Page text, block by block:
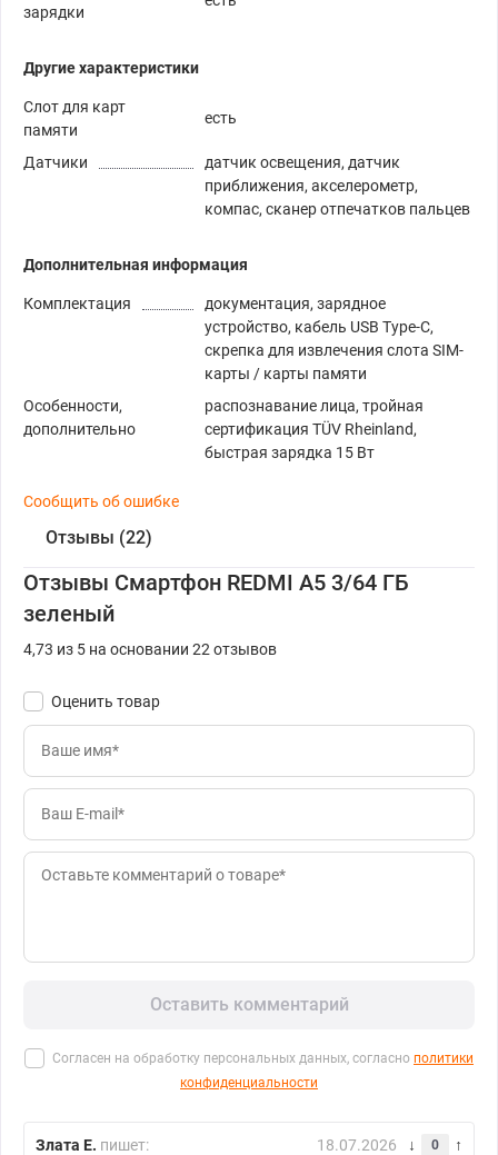
зарядки
Другие характеристики
Слот для карт
памяти
есть
Датчики
датчик освещения, датчик
приближения, акселерометр,
компас, сканер отпечатков пальцев
Дополнительная информация
Комплектация
документация, зарядное
устройство, кабель USB Type-C,
скрепка для извлечения слота SIM-
карты / карты памяти
Особенности,
дополнительно
распознавание лица, тройная
сертификация TÜV Rheinland,
быстрая зарядка 15 Вт
Сообщить об ошибке
Отзывы (22)
Отзывы Смартфон REDMI A5 3/64 ГБ
зеленый
4,73 из 5 на основании 22 отзывов
Оценить товар
Оставить комментарий
Согласен на обработку персональных данных, согласно политики
конфиденциальности
Злата Е. пишет: 18.07.2026 0